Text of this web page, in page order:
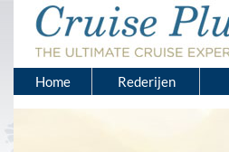
Home Rederijen